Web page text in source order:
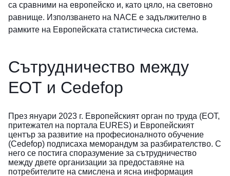
са сравними на европейско и, като цяло, на световно
равнище. Използването на NACE е задължително в
рамките на Европейската статистическа система.
Сътрудничество между
ЕОТ и Cedefop
През януари 2023 г. Европейският орган по труда (ЕОТ,
притежател на портала EURES) и Европейският
център за развитие на професионалното обучение
(Cedefop) подписаха меморандум за разбирателство. С
него се постига споразумение за сътрудничество
между двете организации за предоставяне на
потребителите на смислена и ясна информация